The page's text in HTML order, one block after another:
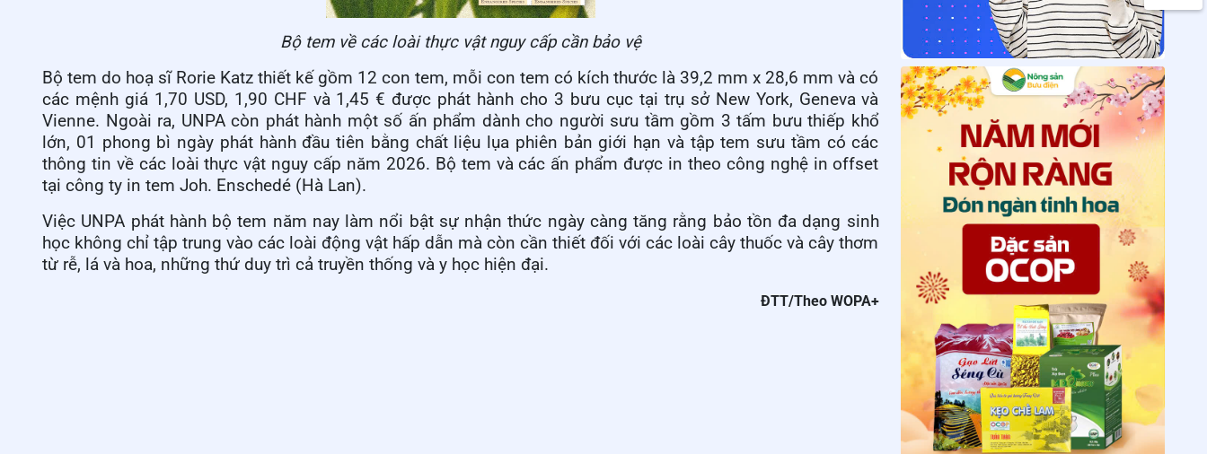
Bộ tem về các loài thực vật nguy cấp cần bảo vệ
Bộ tem do hoạ sĩ Rorie Katz thiết kế gồm 12 con tem, mỗi con tem có kích thước là 39,2 mm x 28,6 mm và có
các mệnh giá 1,70 USD, 1,90 CHF và 1,45 € được phát hành cho 3 bưu cục tại trụ sở New York, Geneva và
Vienne. Ngoài ra, UNPA còn phát hành một số ấn phẩm dành cho người sưu tầm gồm 3 tấm bưu thiếp khổ
lớn, 01 phong bì ngày phát hành đầu tiên bằng chất liệu lụa phiên bản giới hạn và tập tem sưu tầm có các
thông tin về các loài thực vật nguy cấp năm 2026. Bộ tem và các ấn phẩm được in theo công nghệ in offset
tại công ty in tem Joh. Enschedé (Hà Lan).
Việc UNPA phát hành bộ tem năm nay làm nổi bật sự nhận thức ngày càng tăng rằng bảo tồn đa dạng sinh
học không chỉ tập trung vào các loài động vật hấp dẫn mà còn cần thiết đối với các loài cây thuốc và cây thơm
từ rễ, lá và hoa, những thứ duy trì cả truyền thống và y học hiện đại.
ĐTT/Theo WOPA+